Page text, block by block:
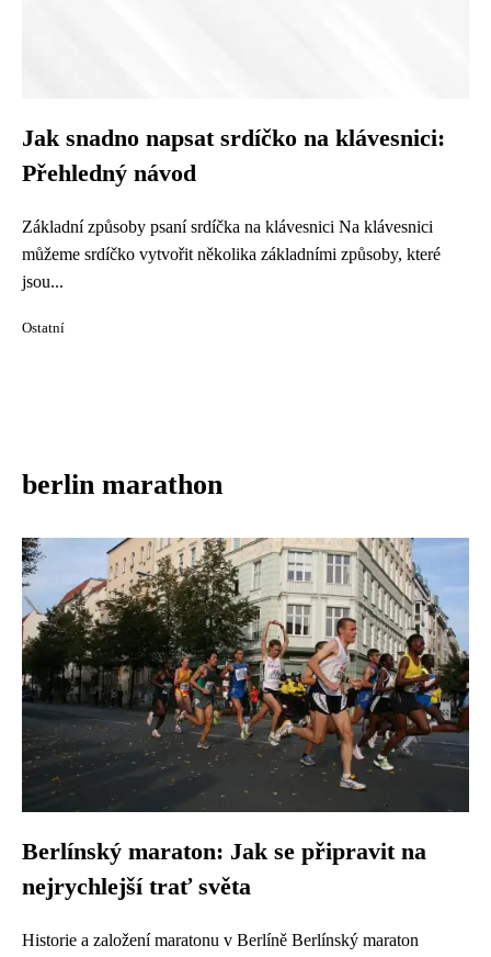
Jak snadno napsat srdíčko na klávesnici:
Přehledný návod
Základní způsoby psaní srdíčka na klávesnici Na klávesnici
můžeme srdíčko vytvořit několika základními způsoby, které
jsou...
Ostatní
berlin marathon
Berlínský maraton: Jak se připravit na
nejrychlejší trať světa
Historie a založení maratonu v Berlíně Berlínský maraton